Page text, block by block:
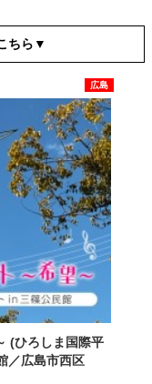
ちら▼
広島
(ひろしま国際平
／広島市西区